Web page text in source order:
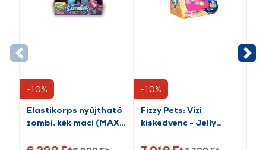
-10%
Elastikorps nyújtható
zombi, kék maci (MAX-
-10%
Fizzy Pets: Vízi
kiskedvenc - Jelly